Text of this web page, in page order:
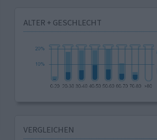
ALTER + GESCHLECHT
VERGLEICHEN